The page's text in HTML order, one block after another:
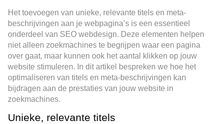
Het toevoegen van unieke, relevante titels en meta-
beschrijvingen aan je webpagina’s is een essentieel
onderdeel van SEO webdesign. Deze elementen helpen
niet alleen zoekmachines te begrijpen waar een pagina
over gaat, maar kunnen ook het aantal klikken op jouw
website stimuleren. In dit artikel bespreken we hoe het
optimaliseren van titels en meta-beschrijvingen kan
bijdragen aan de prestaties van jouw website in
zoekmachines.
Unieke, relevante titels